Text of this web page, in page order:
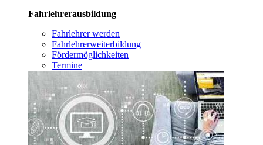
Fahrlehrerausbildung
Fahrlehrer werden
Fahrlehrerweiterbildung
Fördermöglichkeiten
Termine